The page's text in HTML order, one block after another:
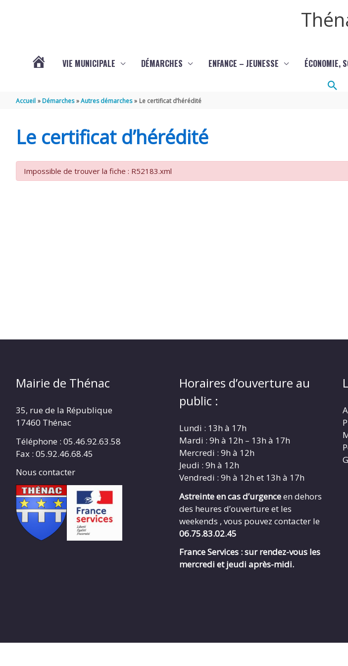
THÉNAC
VIE MUNICIPALE DÉMARCHES ENFANCE – JEUNESSE ÉCONOMIE,
Accueil Démarches Autres démarches Le certificat d’hérédité
Le certificat d’hérédité
Impossible de trouver la fiche : R52183.xml
Mairie de Thénac
35, rue de la République
17460 Thénac
Téléphone : 05.46.92.63.58
Fax : 05.92.46.68.45
Nous contacter
Horaires d’ouverture au
public :
Lundi : 13h à 17h
Mardi : 9h à 12h – 13h à 17h
Mercredi : 9h à 12h
Jeudi : 9h à 12h
Vendredi : 9h à 12h et 13h à 17h
Astreinte en cas d’urgenceen dehors
des heures d’ouverture et les
weekends , vous pouvez contacter le
06.75.83.02.45
France Services : sur rendez-vous les
mercredi et jeudi après-midi.